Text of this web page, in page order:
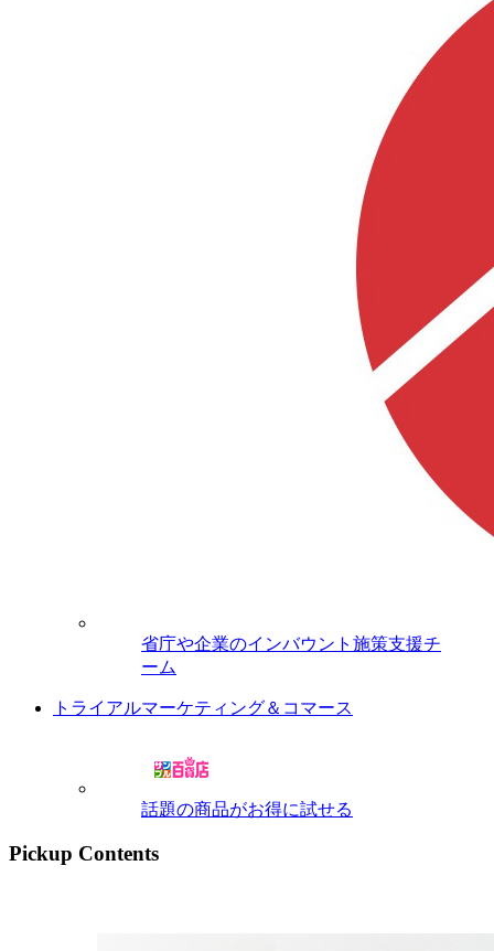
省庁や企業のインバウント施策支援チ
ーム
トライアルマーケティング＆コマース
話題の商品がお得に試せる
Pickup Contents